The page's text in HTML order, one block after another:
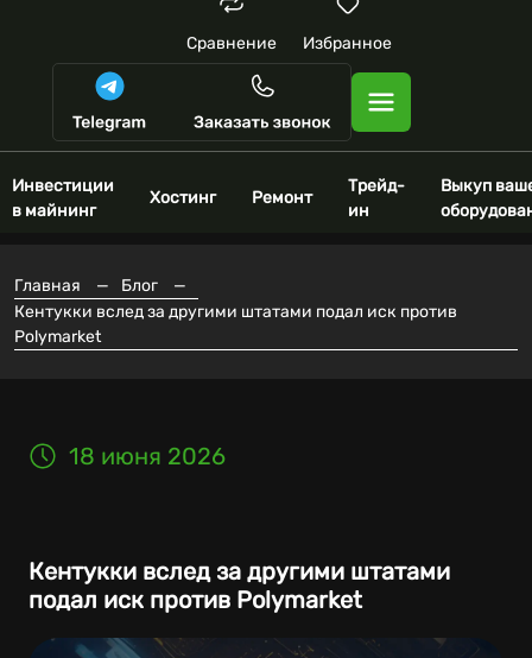
Сравнение Избранное
Инвестиции
в майнинг
Хостинг Ремонт
Трейд-
ин
Выкуп
Главная — Блог
—
Кентукки вслед за другими штатами подал иск против
Polymarket
18 июня 2026
Кентукки вслед за другими штатами
подал иск против Polymarket